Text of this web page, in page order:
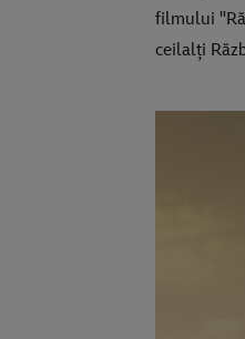
filmului
ceilalți